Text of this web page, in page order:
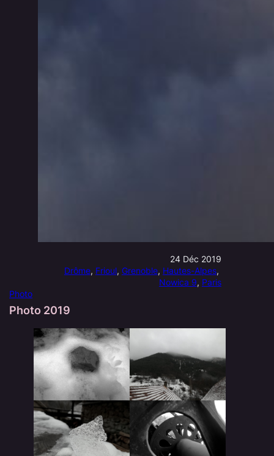
24 Déc 2019
Drôme, Frioul, Grenoble, Hautes-Alpes
Nowica 9, Paris
Photo
Photo 2019